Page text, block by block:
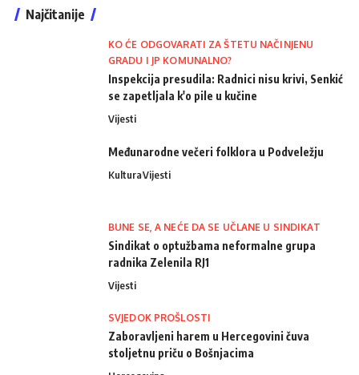
Najčitanije
KO ĆE ODGOVARATI ZA ŠTETU NAČINJENU
GRADU I JP KOMUNALNO?
Inspekcija presudila: Radnici nisu krivi, Senkić
se zapetljala k'o pile u kučine
Vijesti
Međunarodne večeri folklora u Podveležju
KulturaVijesti
BUNE SE, A NEĆE DA SE UČLANE U SINDIKAT
Sindikat o optužbama neformalne grupa
radnika Zelenila RJ1
Vijesti
SVJEDOK PROŠLOSTI
Zaboravljeni harem u Hercegovini čuva
stoljetnu priču o Bošnjacima